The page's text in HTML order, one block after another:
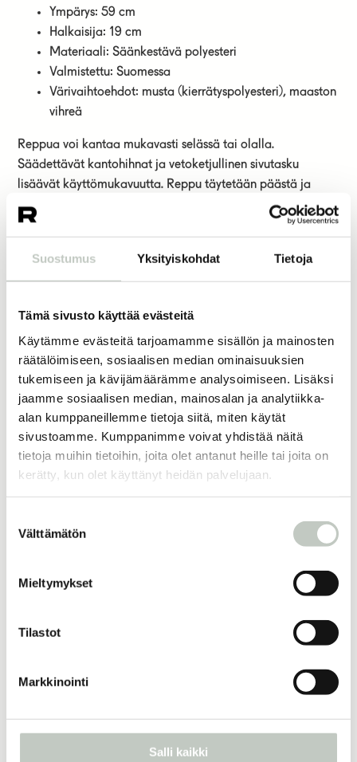
Suostumus Yksityiskohdat Tietoja
Tämä sivusto käyttää evästeitä
Käytämme evästeitä tarjoamamme sisällön ja mainosten
räätälöimiseen, sosiaalisen median ominaisuuksien
tukemiseen ja kävijämäärämme analysoimiseen. Lisäksi
jaamme sosiaalisen median, mainosalan ja analytiikka-
alan kumppaneillemme tietoja siitä, miten käytät
sivustoamme. Kumppanimme voivat yhdistää näitä
tietoja muihin tietoihin, joita olet antanut heille tai joita on
kerätty, kun olet käyttänyt heidän palvelujaan.
valinta
Välttämätön
Mieltymykset
Tilastot
Markkinointi
Salli kaikki
Ympärys: 59 cm
Halkaisija: 19 cm
Materiaali: Säänkestävä polyesteri
Valmistettu: Suomessa
Värivaihtoehdot: musta (kierrätyspolyesteri), maaston
vihreä
Reppua voi kantaa mukavasti selässä tai olalla.
Säädettävät kantohihnat ja vetoketjullinen sivutasku
lisäävät käyttömukavuutta. Reppu täytetään päästä ja
suljetaan rullaamalla päädyn tarralliset hihnat. Materiaali
on sateenkestävää polyesteriä.
75,00€ 63,75€
Väri
Lisää ostoskoriin
Joogatuotteet Kassit Varastontyhjennys
Aamuöljy roll-on